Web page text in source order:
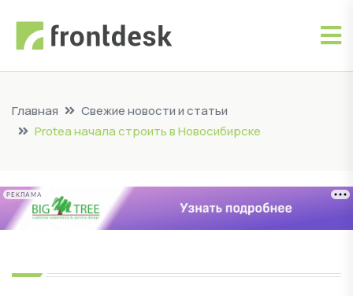
Главная
Свежие новости и статьи
Protea начала строить в Новосибирске
РЕКЛАМА